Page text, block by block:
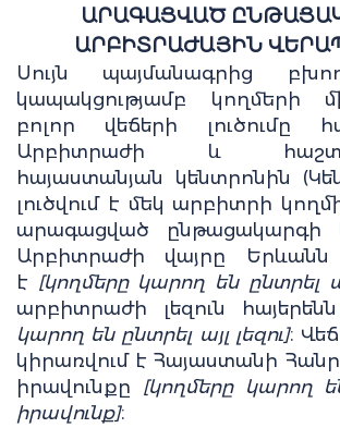
ԱՐԱԳԱՑՎԱԾ
ԱՐԲԻՏՐԱԺԱՅԻՆ
Սույն պայմանագրից
կապակցությամբ կողմերի
բոլոր վեճերի լուծումը
Արբիտրաժի և
հայաստանյան կենտրոնին
լուծվում է մեկ արբիտրի
արագացված ընթացակարգի
Արբիտրաժի վայրը Երևանն
է [կողմերը կարող են ընտրել
արբիտրաժի լեզուն
կարող են ընտրել այլ լեզու]։
կիրառվում է Հայաստանի
իրավունքը [կողմերը կարող
իրավունք]։